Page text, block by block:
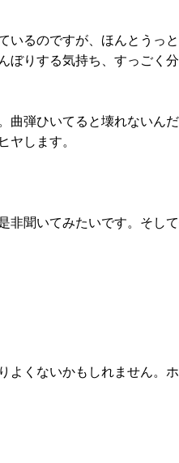
いるのですが、ほんとうっと
ぼりする気持ち、すっごく
曲弾ひいてると壊れないん
ヤします。
非聞いてみたいです。そし
よくないかもしれません。